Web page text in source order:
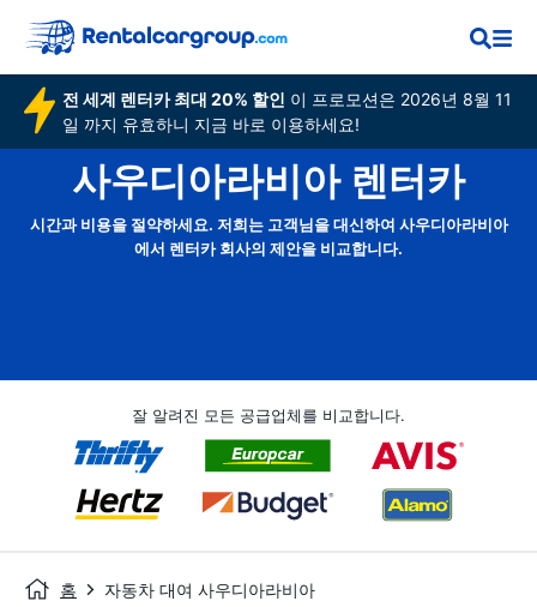
전 세계 렌터카 최대 20% 할인 이 프로모션은 2026년 8월 11
일 까지 유효하니 지금 바로 이용하세요!
사우디아라비아 렌터카
시간과 비용을 절약하세요. 저희는 고객님을 대신하여 사우디아라비아
에서 렌터카 회사의 제안을 비교합니다.
잘 알려진 모든 공급업체를 비교합니다.
홈 자동차 대여 사우디아라비아